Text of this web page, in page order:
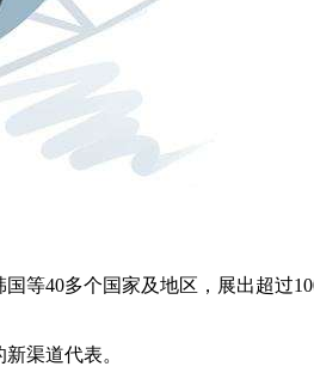
等40多个国家及地区，展出超过
渠道代表。